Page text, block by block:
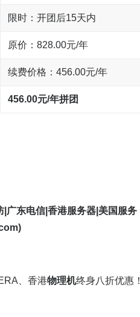
限时：开团后15天内
原价：828.00元/年
续费价格：456.00元/年
456.00元/年拼团
广东电信|香港服务器|美国服务
、香港物理机终身八折优惠